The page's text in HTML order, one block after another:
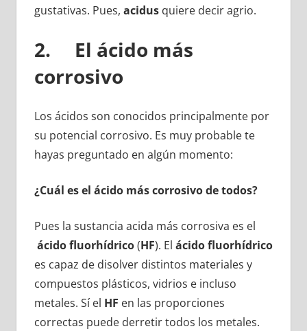
gustativas. Pues, acidusquiere decir agrio.
2. El ácido más
corrosivo
Los ácidos son conocidos principalmente por
su potencial corrosivo. Es muy probable te
hayas preguntado en algún momento:
¿Cuál es el ácido más corrosivo de todos?
Pues la sustancia acida más corrosiva es el
ácido fluorhídrico(HF). El ácido fluorhídrico
es capaz de disolver distintos materiales y
compuestos plásticos, vidrios e incluso
metales. Sí el HF en las proporciones
correctas puede derretir todos los metales.